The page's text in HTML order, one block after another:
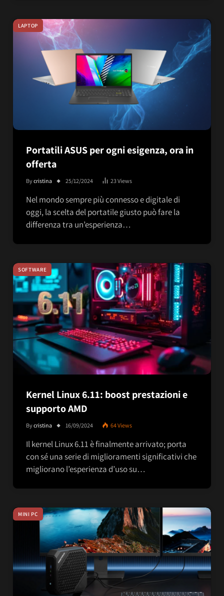
LAPTOP
Portatili ASUS per ogni esigenza, ora in
offerta
Bycristina 25/12/2024 23Views
Nel mondo sempre più connesso e digitale di
oggi, la scelta del portatile giusto può fare la
differenza tra un’esperienza…
SOFTWARE
Kernel Linux 6.11: boost prestazioni e
supporto AMD
Bycristina 16/09/2024 64Views
Il kernel Linux 6.11 è finalmente arrivato; porta
con sé una serie di miglioramenti significativi che
migliorano l’esperienza d’uso su…
MINI PC